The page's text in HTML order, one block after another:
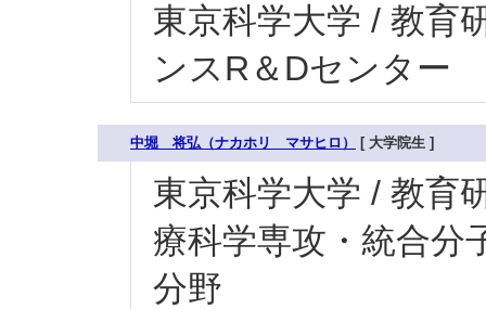
東京科学大学 / 教育
ンスR＆Dセンター
中堀 将弘（ナカホリ マサヒロ） [ 大学院生 ]
東京科学大学 / 教育
療科学専攻・統合分
分野